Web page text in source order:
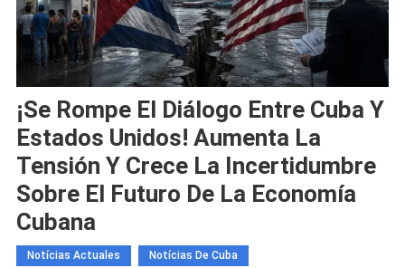
¡Se Rompe El Diálogo Entre Cuba Y
Estados Unidos! Aumenta La
Tensión Y Crece La Incertidumbre
Sobre El Futuro De La Economía
Cubana
Notícias Actuales
Notícias De Cuba